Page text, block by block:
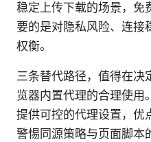
稳定上传下载的场景，免
要的是对隐私风险、连接
权衡。
三条替代路径，值得在决
览器内置代理的合理使用
提供可控的代理设置，优
警惕同源策略与页面脚本